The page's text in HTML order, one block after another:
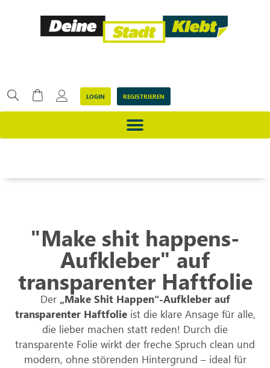
LOGIN REGISTRIEREN
"Make shit happens-
Aufkleber" auf
transparenter Haftfolie
Der „Make Shit Happen“-Aufkleber auf
transparenter Haftfolieist die klare Ansage für alle,
die lieber machen statt reden! Durch die
transparente Folie wirkt der freche Spruch clean und
modern, ohne störenden Hintergrund – ideal für